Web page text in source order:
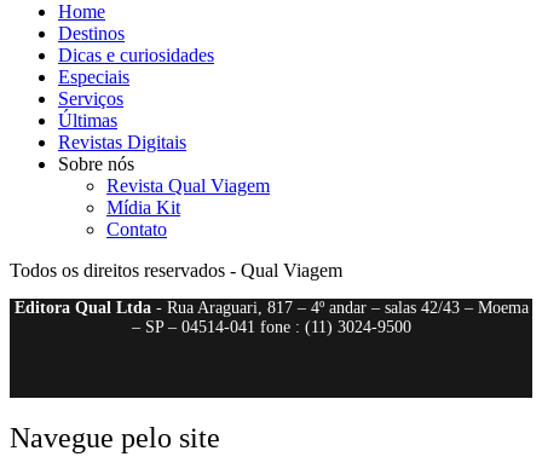
Home
Destinos
Dicas e curiosidades
Especiais
Serviços
Últimas
Revistas Digitais
Sobre nós
Revista Qual Viagem
Mídia Kit
Contato
Todos os direitos reservados - Qual Viagem
Editora Qual Ltda- Rua Araguari, 817 – 4º andar – salas 42/43 – Moema
– SP – 04514-041 fone : (11) 3024-9500
Navegue pelo site